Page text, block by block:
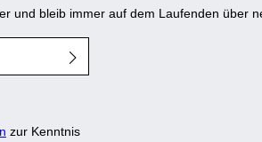
und bleib immer auf dem Laufenden über
zur Kenntnis